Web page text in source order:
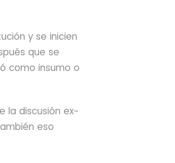
y se inicien
que se
como insumo o
la discusión ex-
eso